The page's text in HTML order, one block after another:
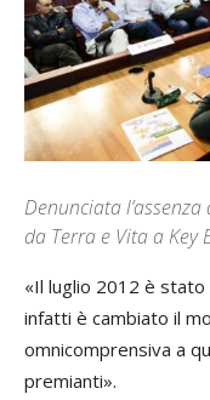
Denunciata
da Terra e Vita a Key
«Il luglio 2012 è stato
infatti è cambiato il
omnicomprensiva a
premianti».